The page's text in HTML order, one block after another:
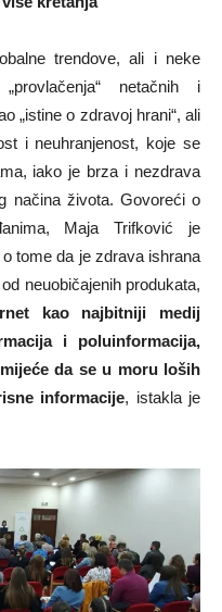
trendove, ali i neke
netačnih i
„istine o zdravoj hrani“, ali
i neuhranjenost, koje se
iako je brza i nezdrava
načina života. Govoreći o
Maja Trifković je
tome da je zdrava ishrana
neuobičajenih produkata,
kao najbitniji medij
i poluinformacija,
da se u moru loših
informacije, istakla je